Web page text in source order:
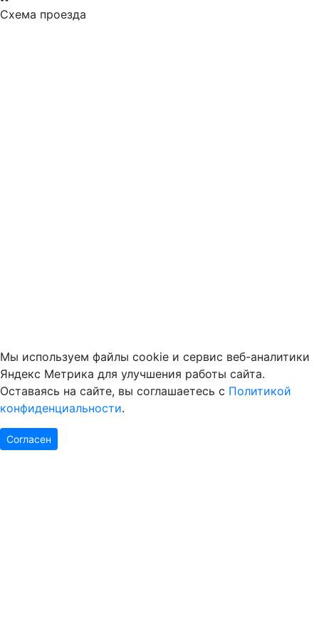
Схема проезда
Мы используем файлы cookie и сервис веб-аналитики
Яндекс Метрика для улучшения работы сайта.
Оставаясь на сайте, вы соглашаетесь с Политикой
конфиденциальности.
Согласен